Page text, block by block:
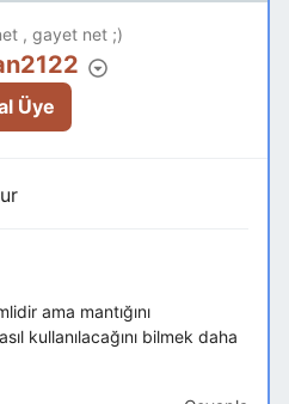
, gayet net ;)
Üye
ama mantığını
kullanılacağını bilmek daha